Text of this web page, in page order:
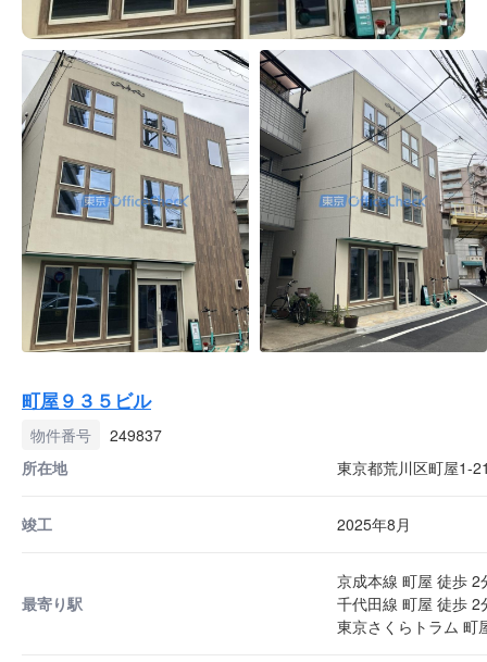
町屋９３５ビル
物件番号
249837
所在地
東京都荒川区町屋1-
竣工 2025年8月
最寄り駅
京成本線 町屋 徒歩 2
千代田線 町屋 徒歩 2
東京さくらトラム 町